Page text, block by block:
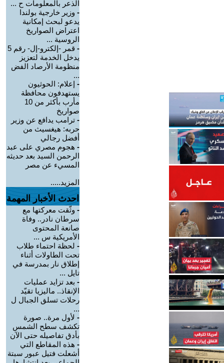
الذعر بالمعلومات ح ...
- وزير خارجية بولندا
يدعو لبحث إمكانية
اعتراض الصواريخ
الروسية ...
-
قمر -إلكترو-إل- رقم 5
يدخل الخدمة لتعزيز
منظومة الأرصاد الفض
...
- إعلام: الحوثيون
يستهدفون محافظة
مأرب بأكثر من 10
صواريخ
- ترامب يدافع عن وزير
حربه: هيغسيث من
أفضل رجالي
- هجوم مصري على عبد
الرحمن السيد بعد حديثه
المسيء عن مصر
المزيد.....
احدث الأخبار المهمة
- وثّقت معركتها مع
سرطان نادر.. وفاة
صانعة المحتوى
الأمريكية س ...
- لحظة احتماء طلاب
تحت الطاولات أثناء
إطلاق نار بمدرسة في
تايل ...
- بعد تزايد عمليات
الإنقاذ.. ماليزيا تقيّد
رحلات تسلق الجبال ل
...
- لأول مرة.. صورة
تكشف سطح الشمس
بأدق تفاصيله حتى الآن
- هذه المقاطع التي
أشعلت فتيل عبور سبتة